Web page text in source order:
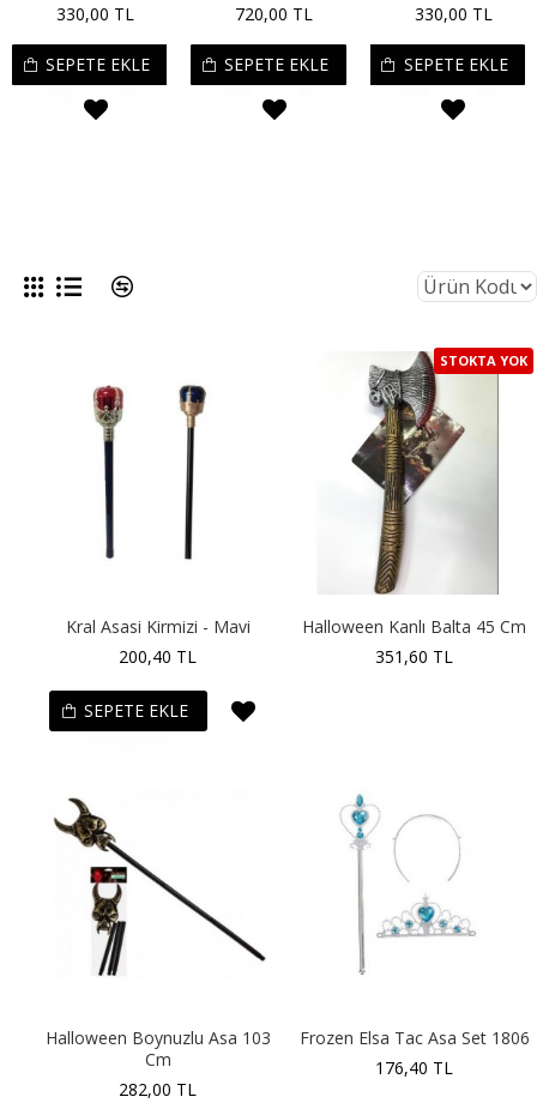
330,00 TL
SEPETE EKLE
720,00 TL
SEPETE EKLE
330,00 TL
SEPETE EKLE
Kral Asasi Kirmizi - Mavi
200,40 TL
SEPETE EKLE
STOKTA YOK
Halloween Kanlı Balta 45 Cm
351,60 TL
Halloween Boynuzlu Asa 103
Cm
282,00 TL
Frozen Elsa Tac Asa Set 1806
176,40 TL